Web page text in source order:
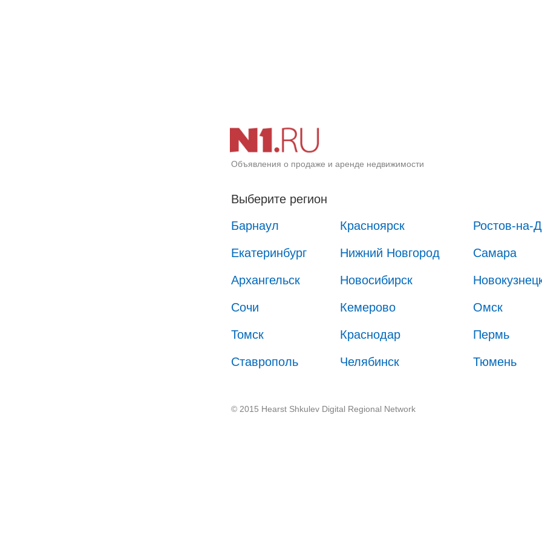
Объявления о продаже и аренде недвижимости
Выберите регион
Барнаул
Красноярск Ростов-на-
Екатеринбург Нижний Новгород Самара
Архангельск Новосибирск
Сочи Кемерово Омск
Томск Краснодар Пермь
Ставрополь Челябинск Тюмень
© 2015 Hearst Shkulev Digital Regional Network